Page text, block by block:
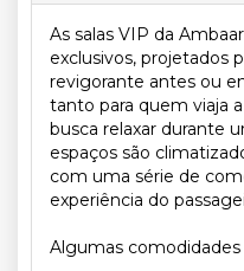
As salas VIP da
exclusivos, projetados
revigorante antes ou
tanto para quem viaja
busca relaxar durante
espaços são
com uma série de
experiência do
Algumas comodidades